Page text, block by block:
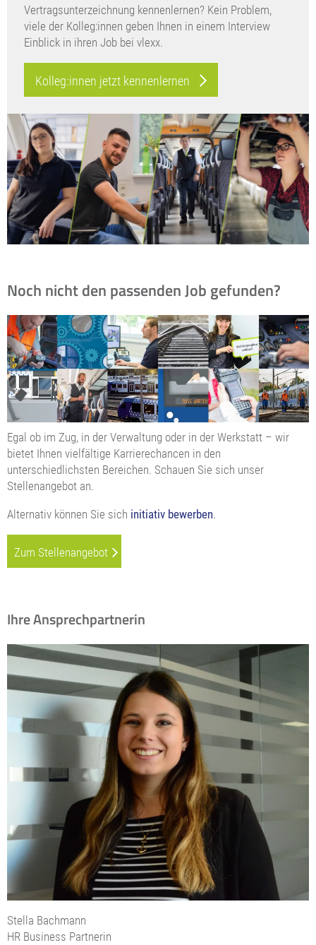
Ihre Ansprechpartnerin
Stella Bachmann
HR Business Partnerin
Vertragsunterzeichnung kennenlernen? Kein Problem,
viele der Kolleg:innen geben Ihnen in einem Interview
Einblick in ihren Job bei vlexx.
Kolleg:innen jetzt kennenlernen
Noch nicht den passenden Job gefunden?
Egal ob im Zug, in der Verwaltung oder in der Werkstatt – wir
bietet Ihnen vielfältige Karrierechancen in den
unterschiedlichsten Bereichen. Schauen Sie sich unser
Stellenangebot an.
Alternativ können Sie sich initiativ bewerben.
Zum Stellenangebot